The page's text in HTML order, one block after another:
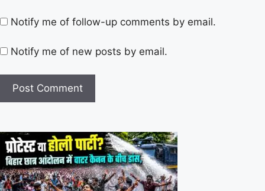
Notify me of follow-up comments by email.
Notify me of new posts by email.